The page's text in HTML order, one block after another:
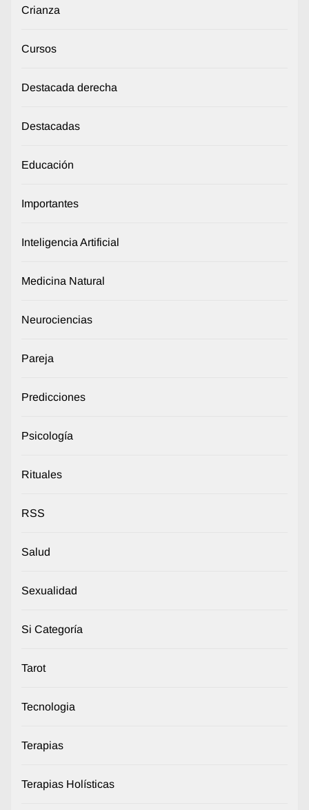
Crianza
Cursos
Destacada derecha
Destacadas
Educación
Importantes
Inteligencia Artificial
Medicina Natural
Neurociencias
Pareja
Predicciones
Psicología
Rituales
RSS
Salud
Sexualidad
Si Categoría
Tarot
Tecnologia
Terapias
Terapias Holísticas